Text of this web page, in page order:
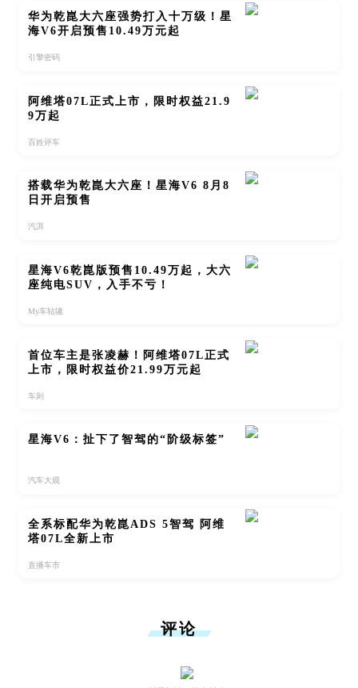
华为乾崑大六座强势打入十万级！星
海V6开启预售10.49万元起
引擎密码
阿维塔07L正式上市，限时权益21.9
9万起
百姓评车
搭载华为乾崑大六座！星海V6 8月8
日开启预售
汽湃
星海V6乾崑版预售10.49万起，大六
座纯电SUV，入手不亏！
My车轱辘
首位车主是张凌赫！阿维塔07L正式
上市，限时权益价21.99万元起
车则
星海V6：扯下了智驾的“阶级标签”
汽车大观
全系标配华为乾崑ADS 5智驾 阿维
塔07L全新上市
直播车市
评论